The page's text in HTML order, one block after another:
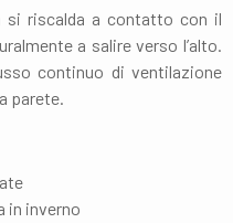
si riscalda a contatto con il
a salire verso l’alto.
continuo di ventilazione
parete.
in inverno